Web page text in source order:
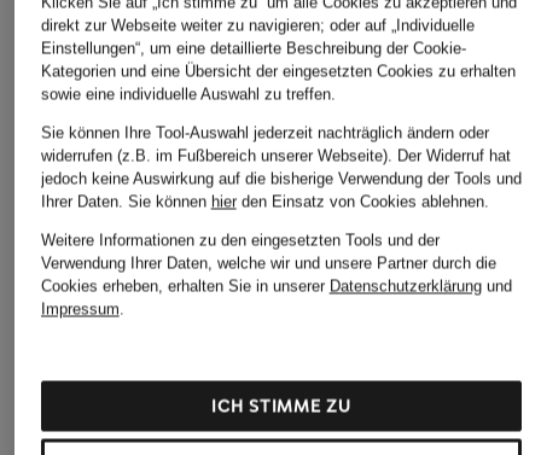
direkt zur Webseite weiter zu navigieren; oder auf „Individuelle
Einstellungen“, um eine detaillierte Beschreibung der Cookie-
Kategorien und eine Übersicht der eingesetzten Cookies zu erhalten
sowie eine individuelle Auswahl zu treffen.
Sie können Ihre Tool-Auswahl jederzeit nachträglich ändern oder
widerrufen (z.B. im Fußbereich unserer Webseite). Der Widerruf hat
jedoch keine Auswirkung auf die bisherige Verwendung der Tools und
Ihrer Daten. Sie können hierden Einsatz von Cookies ablehnen.
Weitere Informationen zu den eingesetzten Tools und der
Verwendung Ihrer Daten, welche wir und unsere Partner durch die
Cookies erheben, erhalten Sie in unserer Datenschutzerklärungund
Impressum.
ICH STIMME ZU